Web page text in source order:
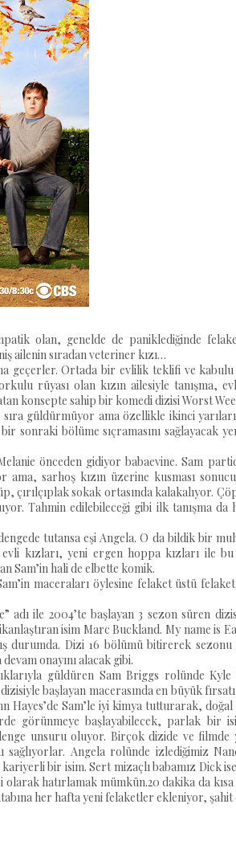
olan, genelde de paniklediğinde
ailenin sıradan veteriner kızı…
geçerler. Ortada bir evlilik teklifi ve
rüyası olan kızın ailesiyle tanışma,
konsepte sahip bir komedi dizisi Worst
güldürmüyor ama özellikle ikinci
sonraki bölüme sıçramasını sağlayacak
önceden gidiyor babaevine. Sam
ama, sarhoş kızın üzerine kusması
çırılçıplak sokak ortasında kalakalıyor.
Tahmin edilebileceği gibi ilk tanışma da
tutansa eşi Angela. O da bildik bir
kızları, yeni ergen hoppa kızları ile
Sam’in hali de elbette komik.
maceraları öylesine felaket üstü
adı ile 2004’te başlayan 3 sezon süren
isim Marc Buckland. My name is
durumda. Dizi 16 bölümü bitirerek sezonu
onayını alacak gibi.
güldüren Sam Briggs rolünde Kyle
başlayan macerasında en büyük
Hayes’de Sam’le iyi kimya tutturarak,
görünmeye başlayabilecek, parlak bir
unsuru oluyor. Birçok dizide ve
sağlıyorlar. Angela rolünde izlediğimiz
bir isim. Sert mizaçlı babamız Dick
hatırlamak mümkün.20 dakika da kısa
her hafta yeni felaketler ekleniyor,